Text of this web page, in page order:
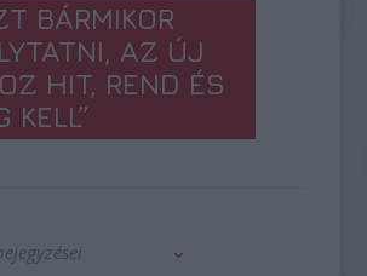
BÁRMIKOR
AZ ÚJ
HIT, REND ÉS
KELL”